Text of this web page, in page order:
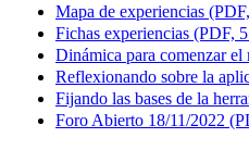
Mapa de experiencias
Fichas experiencias (PDF,
Dinámica para comenzar
Reflexionando sobre la
Fijando las bases de la
Foro Abierto 18/11/2022